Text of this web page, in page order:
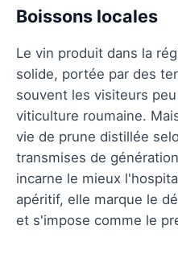
Boissons locales
Le vin produit dans la
solide, portée par des
souvent les visiteurs
viticulture roumaine.
vie de prune distillée
transmises de
incarne le mieux
apéritif, elle marque le
et s'impose comme le